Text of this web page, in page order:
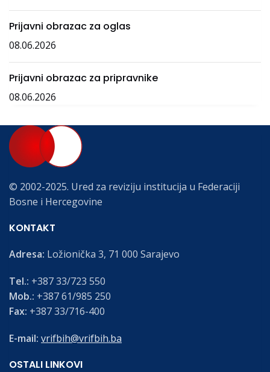
Prijavni obrazac za oglas
08.06.2026
Prijavni obrazac za pripravnike
08.06.2026
© 2002-2025. Ured za reviziju institucija u Federaciji
Bosne i Hercegovine
KONTAKT
Adresa: Ložionička 3, 71 000 Sarajevo
Tel.: +387 33/723 550
Mob.: +387 61/985 250
Fax: +387 33/716-400
E-mail: vrifbih@vrifbih.ba
OSTALI LINKOVI